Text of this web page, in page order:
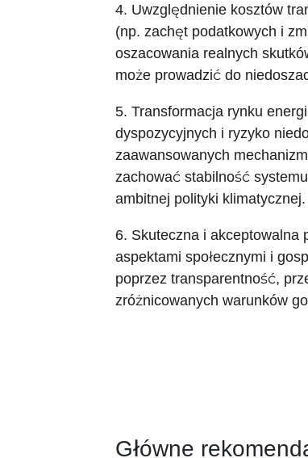
4. Uwzględnienie kosztów
(np. zachęt podatkowych i
oszacowania realnych
może prowadzić do
5. Transformacja rynku
dyspozycyjnych i ryzyko
zaawansowanych
zachować stabilność
ambitnej polityki klimatycznej.
6. Skuteczna i akceptowalna
aspektami społecznymi i
poprzez transparentność,
zróżnicowanych warunków
Główne